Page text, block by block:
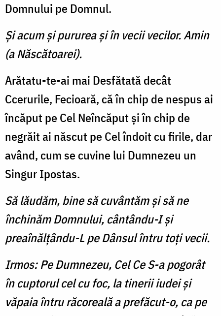
Domnului pe Domnul.
Şi acum şi pururea şi în vecii vecilor. Amin
(a Născătoarei).
Arătatu-te-ai mai Desfătată decât
Ccerurile, Fecioară, că în chip de nespus ai
încăput pe Cel Neîncăput şi în chip de
negrăit ai născut pe Cel îndoit cu firile, dar
având, cum se cuvine lui Dumnezeu un
Singur Ipostas.
Să lăudăm, bine să cuvântăm şi să ne
închinăm Domnului, cântându-I şi
preaînălţându-L pe Dânsul întru toţi vecii.
Irmos: Pe Dumnezeu, Cel Ce S-a pogorât
în cuptorul cel cu foc, la tinerii iudei şi
văpaia întru răcoreală a prefăcut-o, ca pe